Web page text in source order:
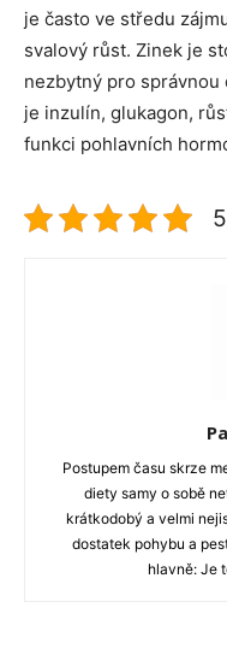
je často ve středu
svalový růst. Zinek je
nezbytný pro
je inzulín, glukagon,
funkci pohlavních
Postupem času skrze
diety samy o sobě
krátkodobý a velmi
dostatek pohybu a
hlavně: Je